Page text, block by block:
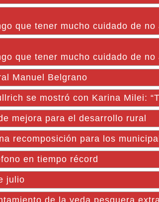
que tener mucho cuidado de
que tener mucho cuidado de
Manuel Belgrano
se mostró con Karina Milei:
mejora para el desarrollo rural
recomposición para los
en tiempo récord
julio
de la veda pesquera